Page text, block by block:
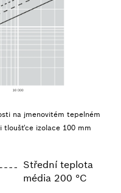
na jmenovitém tepelném
izolace 100 mm
Střední teplota
média 200 °C